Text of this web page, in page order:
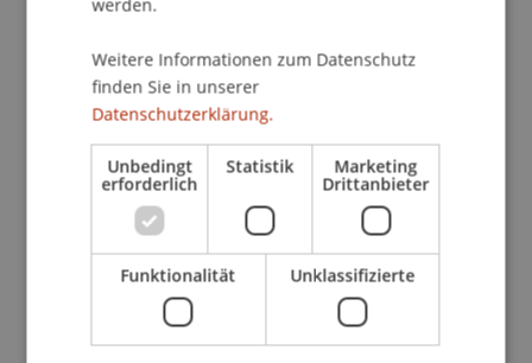
Liechtenstein» erwarten Sie wieder interessante
Referate über innovative Technologien rund um
das «Internet of Money». Dabei werden nicht nur
die Technologien und deren globale Entwicklung,
sondern insbesondere auch deren Auswirkungen
auf den Finanzplatz Liechtenstein beleuchtet.
Beim anschliessenden Apéro riche stehen Ihnen
alle Referenten und auch unsere Spezialisten für
spannende Gespräche zur Verfügung.
Weitere Informationen zum Datenschutz
finden Sie in unserer
Datenschutzerklärung.
Unbedingt
erforderlich
Statistik Marketing
Drittanbieter
Funktionalität Unklassifizierte